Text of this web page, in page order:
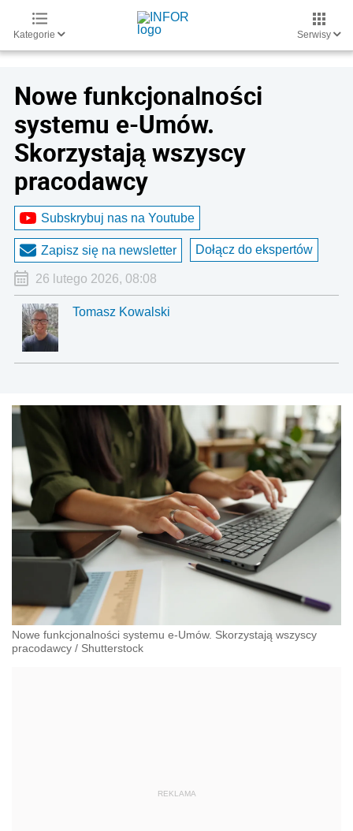
Kategorie Serwisy
Nowe funkcjonalności
systemu e-Umów.
Skorzystają wszyscy
pracodawcy
Subskrybuj nas na Youtube
Zapisz się na newsletter Dołącz do ekspertów
26 lutego 2026, 08:08
Tomasz Kowalski
Nowe funkcjonalności systemu e-Umów. Skorzystają wszyscy
pracodawcy / Shutterstock